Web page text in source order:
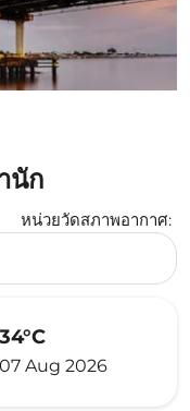
นัก
หน่วยวัดสภาพอากาศ:
34°C
07 Aug 2026